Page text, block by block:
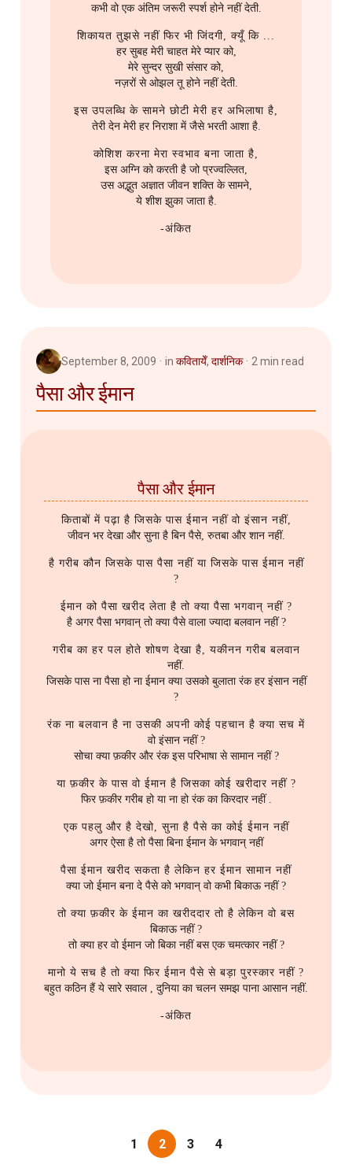
कभी वो एक अंतिम जरूरी स्पर्श होने नहीं देती.
शिकायत तुझसे नहीं फिर भी जिंदगी, क्यूँ कि ...
हर सुबह मेरी चाहत मेरे प्यार को,
मेरे सुन्दर सुखी संसार को,
नज़रों से ओझल तू होने नहीं देती.
इस उपलब्धि के सामने छोटी मेरी हर अभिलाषा है,
तेरी देन मेरी हर निराशा में जैसे भरती आशा है.
कोशिश करना मेरा स्वभाव बना जाता है,
इस अग्नि को करती है जो प्रज्वल्लित,
उस अद्भुत अज्ञात जीवन शक्ति के सामने,
ये शीश झुका जाता है.
-अंकित
September 8, 2009 in कवितायेँ, दार्शनिक 2 min read
पैसा और ईमान
पैसा और ईमान
किताबों में पढ़ा है जिसके पास ईमान नहीं वो इंसान नहीं,
जीवन भर देखा और सुना है बिन पैसे, रुतबा और शान नहीं.
है गरीब कौन जिसके पास पैसा नहीं या जिसके पास ईमान नहीं
?
ईमान को पैसा खरीद लेता है तो क्या पैसा भगवान् नहीं ?
है अगर पैसा भगवान् तो क्या पैसे वाला ज्यादा बलवान नहीं ?
गरीब का हर पल होते शोषण देखा है, यकीनन गरीब बलवान
नहीं.
जिसके पास ना पैसा हो ना ईमान क्या उसको बुलाता रंक हर इंसान नहीं
?
रंक ना बलवान है ना उसकी अपनी कोई पहचान है क्या सच में
वो इंसान नहीं ?
सोचा क्या फ़कीर और रंक इस परिभाषा से सामान नहीं ?
या फ़कीर के पास वो ईमान है जिसका कोई खरीदार नहीं ?
फिर फ़कीर गरीब हो या ना हो रंक का किरदार नहीं .
एक पहलु और है देखो, सुना है पैसे का कोई ईमान नहीं
अगर ऐसा है तो पैसा बिना ईमान के भगवान् नहीं
पैसा ईमान खरीद सकता है लेकिन हर ईमान सामान नहीं
क्या जो ईमान बना दे पैसे को भगवान् वो कभी बिकाऊ नहीं ?
तो क्या फ़कीर के ईमान का खरीददार तो है लेकिन वो बस
बिकाऊ नहीं ?
तो क्या हर वो ईमान जो बिका नहीं बस एक चमत्कार नहीं ?
मानो ये सच है तो क्या फिर ईमान पैसे से बड़ा पुरस्कार नहीं ?
बहुत कठिन हैं ये सारे सवाल , दुनिया का चलन समझ पाना आसान नहीं.
-अंकित
1 2 3 4